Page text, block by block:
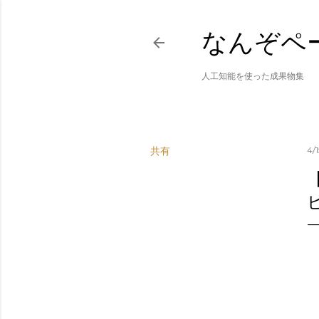
なんぞペ
人工知能を使った成果物集
共有 4/